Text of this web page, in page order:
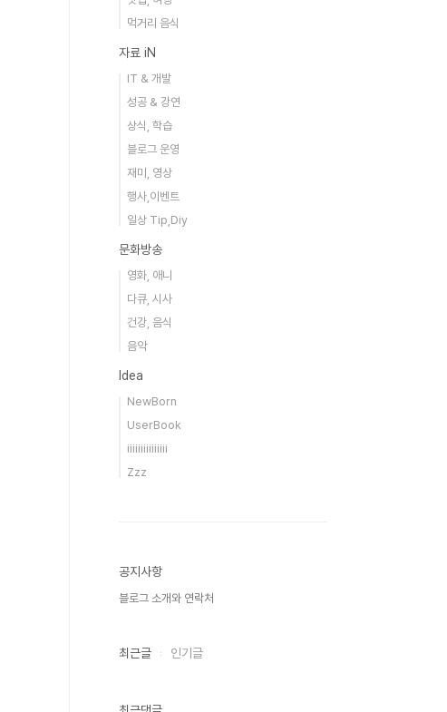
먹거리 음식
자료 iN
IT & 개발
성공 & 강연
상식, 학습
블로그 운영
재미, 영상
행사,이벤트
일상 Tip,Diy
문화방송
영화, 애니
다큐, 시사
건강, 음식
음악
Idea
NewBorn
UserBook
iiiiiiiiiiiiiii
Zzz
공지사항
블로그 소개와 연락처
최근글 인기글